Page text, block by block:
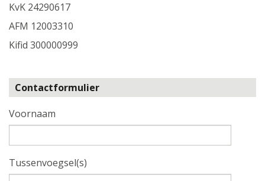
KvK 24290617
AFM 12003310
Kifid 300000999
Contactformulier
Voornaam
Tussenvoegsel(s)